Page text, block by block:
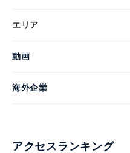
エリア
動画
海外企業
アクセスランキング